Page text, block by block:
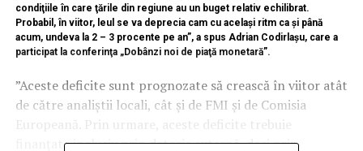
condiţiile în care ţările din regiune au un buget relativ echilibrat.
Probabil, în viitor, leul se va deprecia cam cu acelaşi ritm ca şi până
acum, undeva la 2 – 3 procente pe an”, a spus Adrian Codirlaşu, care a
participat la conferinţa „Dobânzi noi de piaţă monetară”.
”Aceste deficite sunt prognozate să crească în viitor atât
de către analiştii locali, cât şi de FMI şi de Comisia
Europeană. Prin urmare, aceste deficite trebuie
finanţate inclusiv prin datorie externă, deci prin